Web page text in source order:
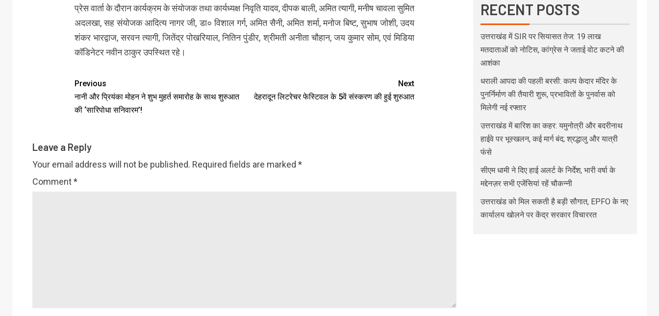
प्रेस वार्ता के दौरान कार्यक्रम के संयोजक तथा कार्यध्यक्ष निवृति यादव, दीपक बाली, अमित त्यागी, मनीष चावला सुमित
अदलखा, सह संयोजक आदित्य नागर जी, डा० विशाल गर्ग, अमित सैनी, अमित शर्मा, मनोज बिष्ट, सुभाष जोशी, उदय
शंकर भारद्वाज, सरवन त्यागी, जितेंद्र पोखरियाल, नितिन पुंडीर, श्रीमती अनीता चौहान, जय कुमार सोम, एवं मिडिया
कॉडिनेटर नवीन ठाकुर उपस्थित रहे।
Previous
नानी और प्रियंका मोहन ने शुभ मुहर्त समारोह के साथ शुरुआत
की ‘सारिपोधा सनिवारम’!
Next
देहरादून लिटरेचर फेस्टिवल के 5वें संस्करण की हुई शुरुआत
Leave a Reply
Your email address will not be published. Required fields are marked *
Comment*
RECENT POSTS
उत्तराखंड में SIR पर सियासत तेज: 19 लाख
मतदाताओं को नोटिस, कांग्रेस ने जताई वोट कटने की
आशंका
धराली आपदा की पहली बरसी: कल्प केदार मंदिर के
पुनर्निर्माण की तैयारी शुरू, प्रभावितों के पुनर्वास को
मिलेगी नई रफ्तार
उत्तराखंड में बारिश का कहर: यमुनोत्री और बदरीनाथ
हाईवे पर भूस्खलन, कई मार्ग बंद; श्रद्धालु और यात्री
फंसे
सीएम धामी ने दिए हाई अलर्ट के निर्देश, भारी वर्षा के
मद्देनज़र सभी एजेंसियां रहें चौकन्नी
उत्तराखंड को मिल सकती है बड़ी सौगात, EPFO के नए
कार्यालय खोलने पर केंद्र सरकार विचाररत